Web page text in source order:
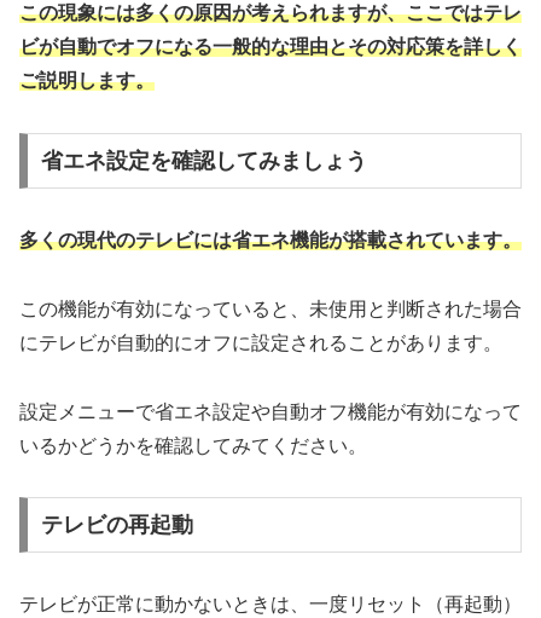
この現象には多くの原因が考えられますが、ここではテレ
ビが自動でオフになる一般的な理由とその対応策を詳しく
ご説明します。
省エネ設定を確認してみましょう
多くの現代のテレビには省エネ機能が搭載されています。
この機能が有効になっていると、未使用と判断された場合
にテレビが自動的にオフに設定されることがあります。
設定メニューで省エネ設定や自動オフ機能が有効になって
いるかどうかを確認してみてください。
テレビの再起動
テレビが正常に動かないときは、一度リセット（再起動）